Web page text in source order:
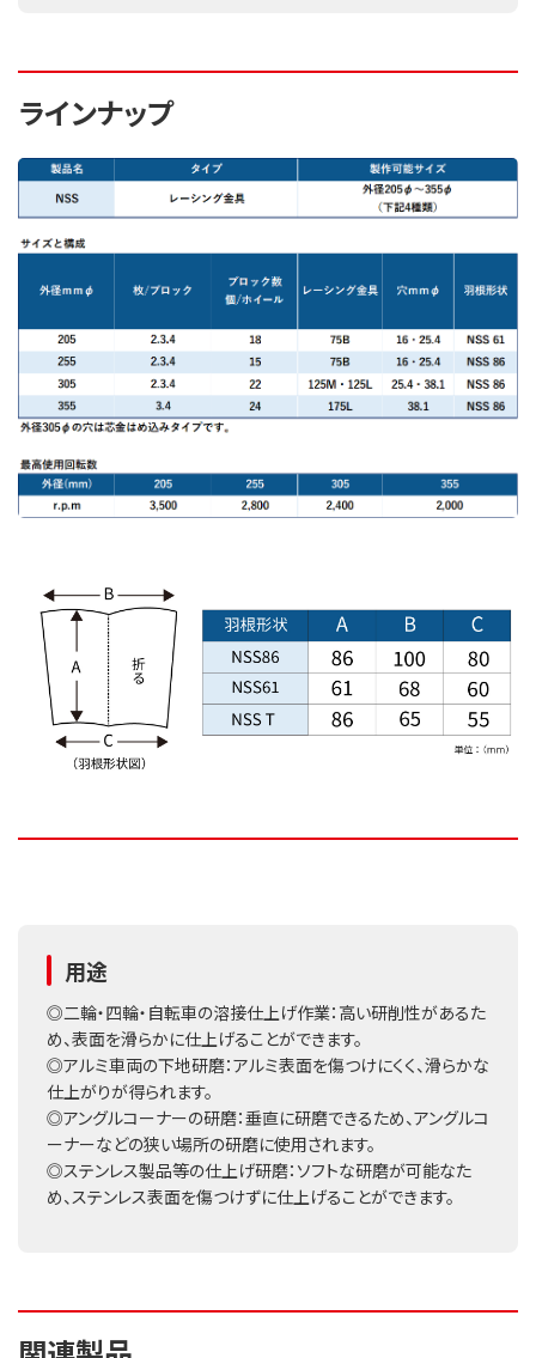
ラインナップ
用途
◎二輪・四輪・自転車の溶接仕上げ作業：高い研削性があるた
め、表面を滑らかに仕上げることができます。
◎アルミ車両の下地研磨：アルミ表面を傷つけにくく、滑らかな
仕上がりが得られます。
◎アングルコーナーの研磨：垂直に研磨できるため、アングルコ
ーナーなどの狭い場所の研磨に使用されます。
◎ステンレス製品等の仕上げ研磨：ソフトな研磨が可能なた
め、ステンレス表面を傷つけずに仕上げることができます。